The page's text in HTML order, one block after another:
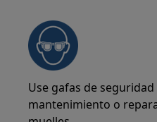
Use gafas de
mantenimiento o